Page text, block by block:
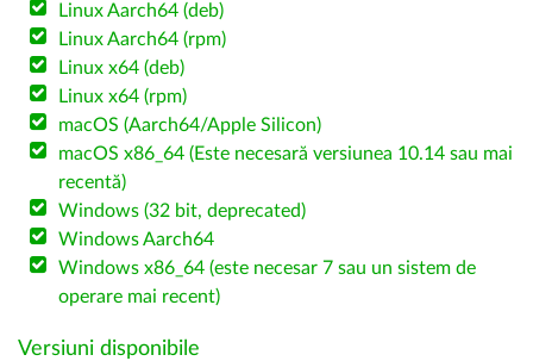
Linux Aarch64 (deb)
Linux Aarch64 (rpm)
Linux x64 (deb)
Linux x64 (rpm)
macOS (Aarch64/Apple Silicon)
macOS x86_64 (Este necesară versiunea 10.14 sau mai
recentă)
Windows (32 bit, deprecated)
Windows Aarch64
Windows x86_64 (este necesar 7 sau un sistem de
operare mai recent)
Versiuni disponibile